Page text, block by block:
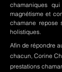
chamaniques
magnétisme et
chamane repose
holistiques.
Afin de répondre
chacun, Corine
prestations